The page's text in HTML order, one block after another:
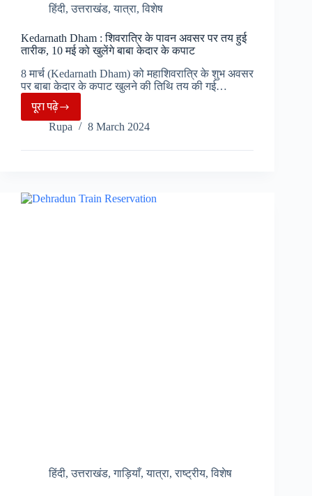
शिलान्यास
हिंदी,उत्तराखंड,यात्रा,विशेष
Kedarnath Dham : शिवरात्रि के पावन अवसर पर तय हुई
तारीक, 10 मई को खुलेंगे बाबा केदार के कपाट
8 मार्च (Kedarnath Dham) को महाशिवरात्रि के शुभ अवसर
पर बाबा केदार के कपाट खुलने की तिथि तय की गई…
पूरा पढ़ेKedarnath
Dham
:
पावन
Rupa 8 March 2024
हिंदी,उत्तराखंड,गाड़ियाँ,यात्रा,राष्ट्रीय,विशेष